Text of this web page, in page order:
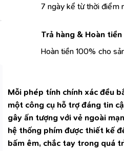
7 ngày kể từ thời điểm
Trả hàng & Hoàn tiền
Hoàn tiền 100% cho
Mỗi phép tính chính xác đều
một công cụ hỗ trợ đáng tin
gây ấn tượng với vẻ ngoài
hệ thống phím được thiết kế
bấm êm, chắc tay trong quá